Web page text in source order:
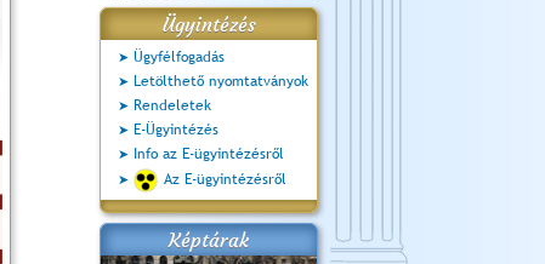
Ügyintézés
Ügyfélfogadás
Letölthető nyomtatványok
Rendeletek
E-Ügyintézés
Info az E-ügyintézésről
Az E-ügyintézésről
Képtárak